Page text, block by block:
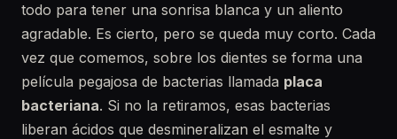
todo para tener una sonrisa blanca y un aliento
agradable. Es cierto, pero se queda muy corto. Cada
vez que comemos, sobre los dientes se forma una
película pegajosa de bacterias llamada placa
bacteriana. Si no la retiramos, esas bacterias
liberan ácidos que desmineralizan el esmalte y